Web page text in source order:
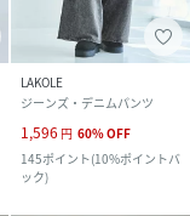
LAKOLE
ジーンズ・デニムパンツ
1,596 円 60%OFF
145ポイント(10%ポイントバ
ック)